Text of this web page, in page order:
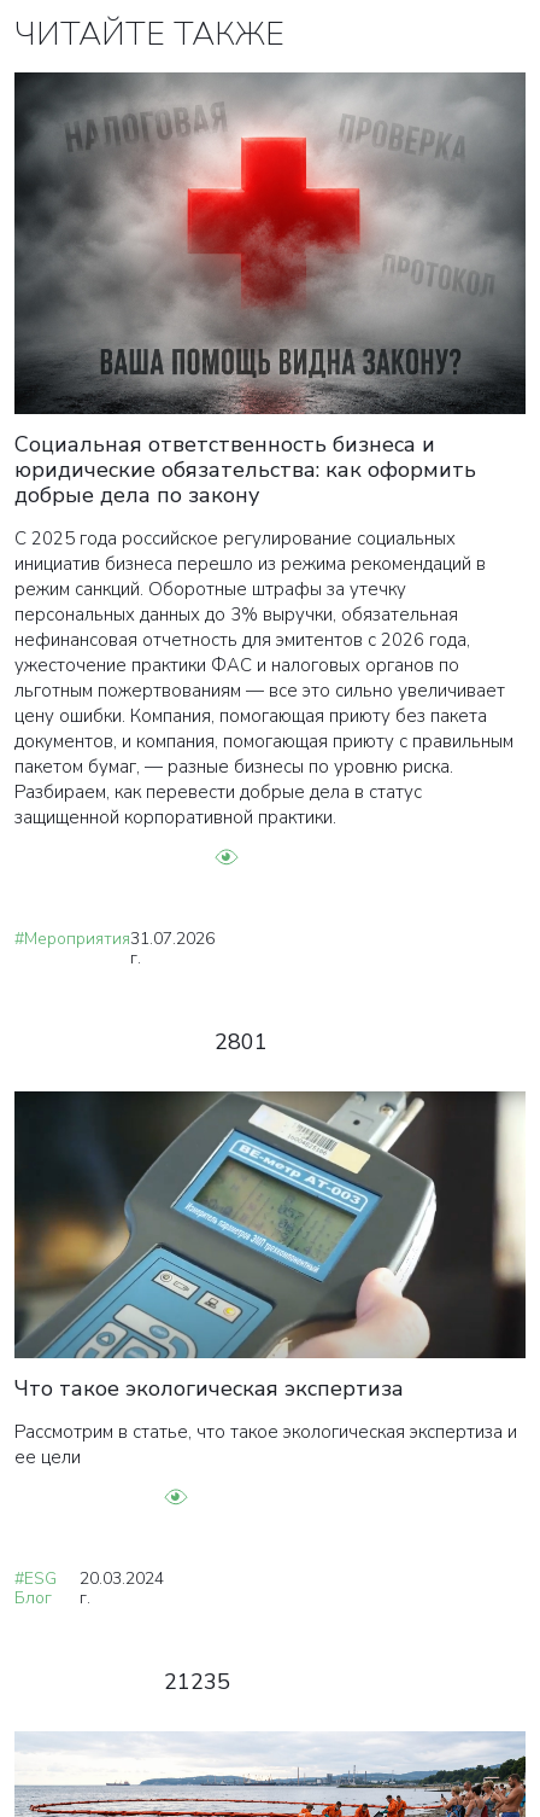
ЧИТАЙТЕ ТАКЖЕ
Социальная ответственность бизнеса и
юридические обязательства: как оформить
добрые дела по закону
С 2025 года российское регулирование социальных
инициатив бизнеса перешло из режима рекомендаций в
режим санкций. Оборотные штрафы за утечку
персональных данных до 3% выручки, обязательная
нефинансовая отчетность для эмитентов с 2026 года,
ужесточение практики ФАС и налоговых органов по
льготным пожертвованиям — все это сильно увеличивает
цену ошибки. Компания, помогающая приюту без пакета
документов, и компания, помогающая приюту с правильным
пакетом бумаг, — разные бизнесы по уровню риска.
Разбираем, как перевести добрые дела в статус
защищенной корпоративной практики.
#Мероприятия31.07.2026
г.
2801
Что такое экологическая экспертиза
Рассмотрим в статье, что такое экологическая экспертиза и
ее цели
#ESG
Блог
20.03.2024
г.
21235
ВАША ЗАЯВКА ОТПРАВЛЕНА
в ближайшее время наши менеджеры
свяжутся с вами
Закрыть